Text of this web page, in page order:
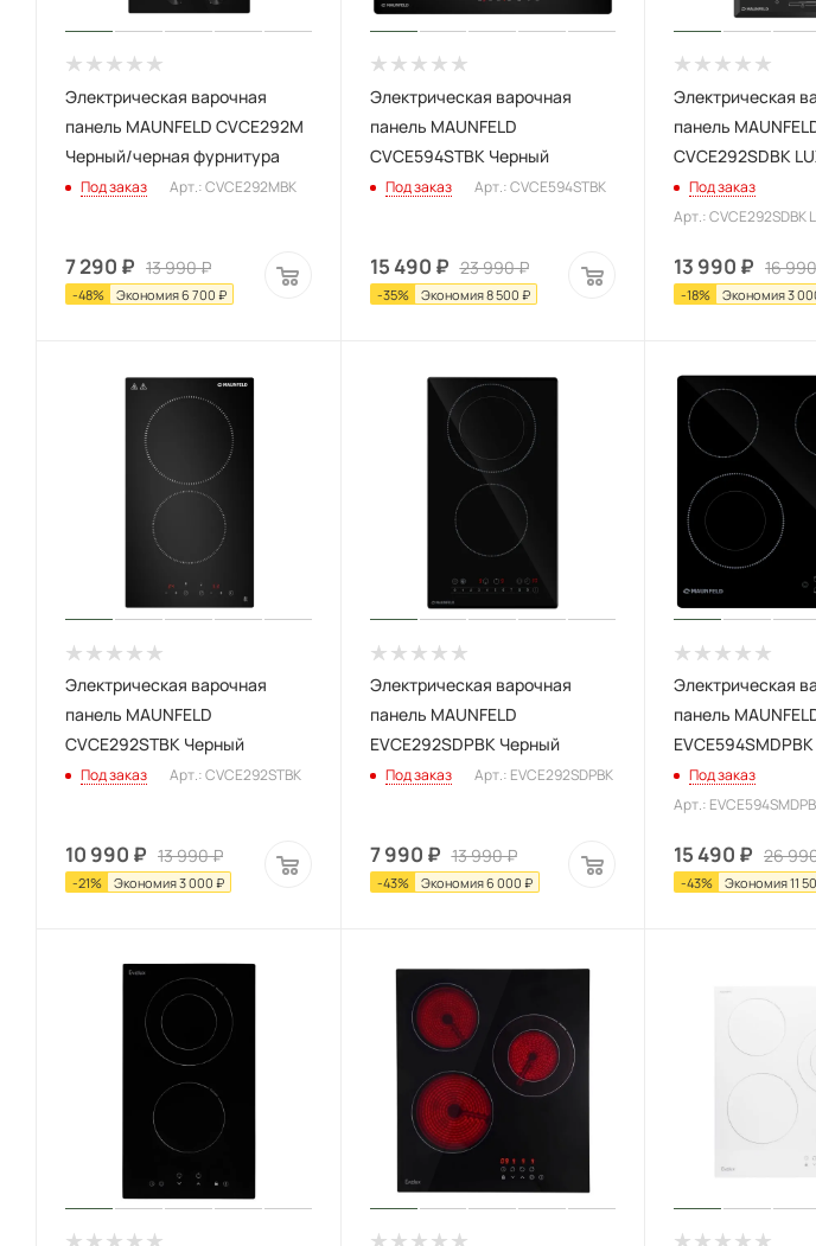
Электрическая варочная
панель MAUNFELD CVCE292M
Черный/черная фурнитура
Под заказ Арт.: CVCE292MBK
7 290 ₽ 13 990₽
-48% Экономия6 700 ₽
Электрическая варочная
панель MAUNFELD
CVCE594STBK Черный
Под заказ Арт.: CVCE594STBK
15 490 ₽ 23 990₽
-35% Экономия8 500 ₽
Электрическая
панель
CVCE292SDBK
Под заказ
Арт.: CVCE292SDBK
13 990 ₽ 16
-18% Экономия3
Электрическая варочная
панель MAUNFELD
CVCE292STBK Черный
Под заказ Арт.: CVCE292STBK
10 990 ₽ 13 990₽
-21% Экономия3 000 ₽
Электрическая варочная
панель MAUNFELD
EVCE292SDPBK Черный
Под заказ Арт.: EVCE292SDPBK
7 990 ₽ 13 990₽
-43% Экономия6 000 ₽
Электрическая
панель
Под заказ
Арт.:
15 490 ₽ 26
-43% Экономия11